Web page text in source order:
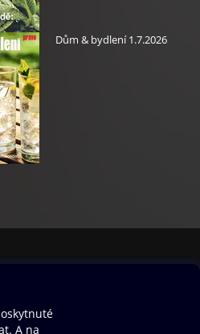
Dům & bydlení 1.7.2026